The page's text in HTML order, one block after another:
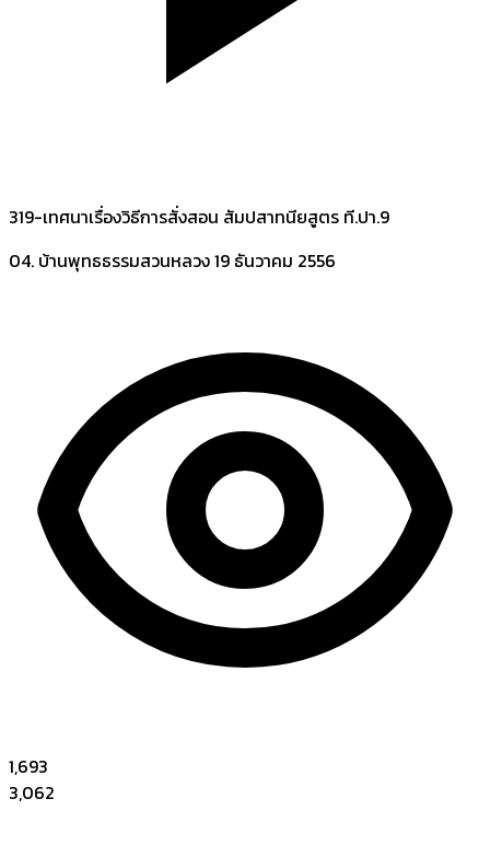
319-เทศนาเรื่องวิธีการสั่งสอน สัมปสาทนียสูตร ที.ปา.9
04. บ้านพุทธธรรมสวนหลวง19 ธันวาคม 2556
1,693
3,062